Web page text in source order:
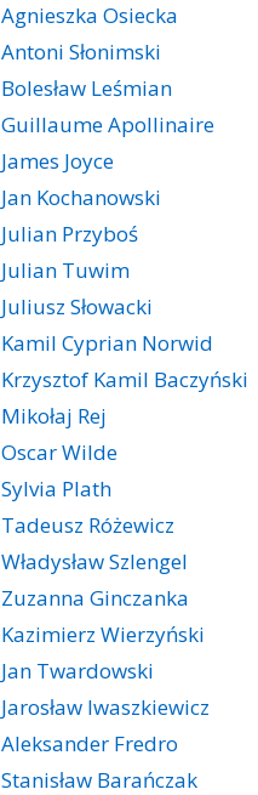
Agnieszka Osiecka
Antoni Słonimski
Bolesław Leśmian
Guillaume Apollinaire
James Joyce
Jan Kochanowski
Julian Przyboś
Julian Tuwim
Juliusz Słowacki
Kamil Cyprian Norwid
Krzysztof Kamil Baczyński
Mikołaj Rej
Oscar Wilde
Sylvia Plath
Tadeusz Różewicz
Władysław Szlengel
Zuzanna Ginczanka
Kazimierz Wierzyński
Jan Twardowski
Jarosław Iwaszkiewicz
Aleksander Fredro
Stanisław Barańczak